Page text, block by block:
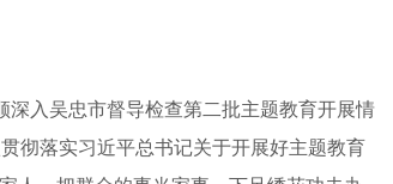
入吴忠市督导检查第二批主题教育开展情
彻落实习近平总书记关于开展好主题教育